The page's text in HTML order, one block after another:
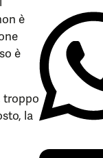
è
è
troppo
la